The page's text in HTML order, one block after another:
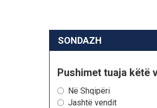
SONDAZH
Pushimet tuaja këtë
Në Shqipëri
Jashtë vendit